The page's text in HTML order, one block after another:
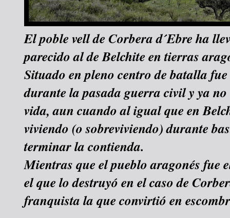
El poble vell de Corbera d´Ebre ha
parecido al de Belchite en tierras
Situado en pleno centro de batalla
durante la pasada guerra civil y ya
vida, aun cuando al igual que en
viviendo (o sobreviviendo) durante
terminar la contienda.
Mientras que el pueblo aragonés fue
el que lo destruyó en el caso de
franquista la que convirtió en